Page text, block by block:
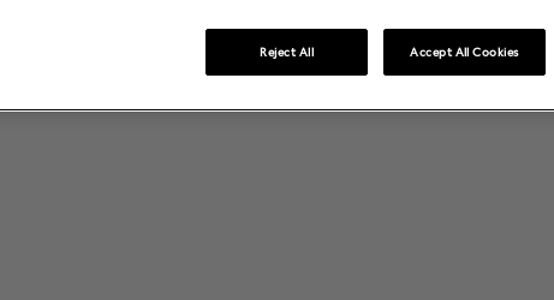
Reject All Accept All Cookies